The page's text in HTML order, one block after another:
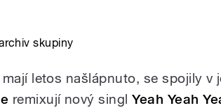
skupiny
mají letos našlápnuto, se spojily v
remixují nový singlYeah Yeah